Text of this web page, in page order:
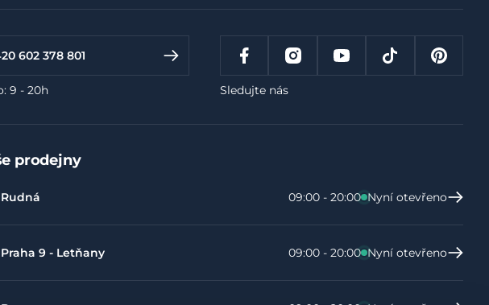
602 378 801
9 - 20h Sledujte nás
prodejny
Rudná 09:00 - 20:00 Nyní otevřeno
Praha 9 - Letňany 09:00 - 20:00 Nyní otevřeno